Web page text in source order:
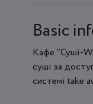
Basic
Кафе "Суші-
суші за
системі take